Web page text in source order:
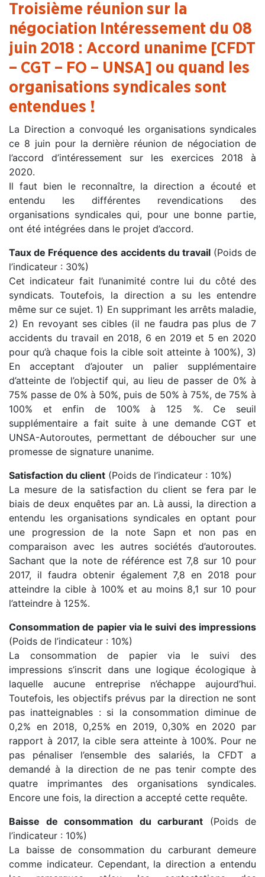
Troisième réunion sur la
négociation Intéressement du 08
juin 2018 : Accord unanime [CFDT
– CGT – FO – UNSA] ou quand les
organisations syndicales sont
entendues !
La Direction a convoqué les organisations syndicales
ce 8 juin pour la dernière réunion de négociation de
l’accord d’intéressement sur les exercices 2018 à
2020.
Il faut bien le reconnaître, la direction a écouté et
entendu les différentes revendications des
organisations syndicales qui, pour une bonne partie,
ont été intégrées dans le projet d’accord.
Taux de Fréquence des accidents du travail(Poids de
l’indicateur : 30%)
Cet indicateur fait l’unanimité contre lui du côté des
syndicats. Toutefois, la direction a su les entendre
même sur ce sujet. 1) En supprimant les arrêts maladie,
2) En revoyant ses cibles (il ne faudra pas plus de 7
accidents du travail en 2018, 6 en 2019 et 5 en 2020
pour qu’à chaque fois la cible soit atteinte à 100%), 3)
En acceptant d’ajouter un palier supplémentaire
d’atteinte de l’objectif qui, au lieu de passer de 0% à
75% passe de 0% à 50%, puis de 50% à 75%, de 75% à
100% et enfin de 100% à 125 %. Ce seuil
supplémentaire a fait suite à une demande CGT et
UNSA-Autoroutes, permettant de déboucher sur une
promesse de signature unanime.
Satisfaction du client (Poids de l’indicateur : 10%)
La mesure de la satisfaction du client se fera par le
biais de deux enquêtes par an. Là aussi, la direction a
entendu les organisations syndicales en optant pour
une progression de la note Sapn et non pas en
comparaison avec les autres sociétés d’autoroutes.
Sachant que la note de référence est 7,8 sur 10 pour
2017, il faudra obtenir également 7,8 en 2018 pour
atteindre la cible à 100% et au moins 8,1 sur 10 pour
l’atteindre à 125%.
Consommation de papier via le suivi des impressions
(Poids de l’indicateur : 10%)
La consommation de papier via le suivi des
impressions s’inscrit dans une logique écologique à
laquelle aucune entreprise n’échappe aujourd’hui.
Toutefois, les objectifs prévus par la direction ne sont
pas inatteignables : si la consommation diminue de
0,2% en 2018, 0,25% en 2019, 0,30% en 2020 par
rapport à 2017, la cible sera atteinte à 100%. Pour ne
pas pénaliser l’ensemble des salariés, la CFDT a
demandé à la direction de ne pas tenir compte des
quatre imprimantes des organisations syndicales.
Encore une fois, la direction a accepté cette requête.
Baisse de consommation du carburant (Poids de
l’indicateur : 10%)
La baisse de consommation du carburant demeure
comme indicateur. Cependant, la direction a entendu